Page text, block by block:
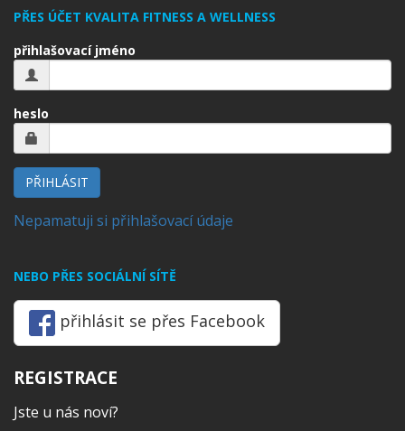
PŘES ÚČET KVALITA FITNESS A WELLNESS
přihlašovací jméno
heslo
PŘIHLÁSIT
Nepamatuji si přihlašovací údaje
NEBO PŘES SOCIÁLNÍ SÍTĚ
přihlásit se přes Facebook
REGISTRACE
Jste u nás noví?